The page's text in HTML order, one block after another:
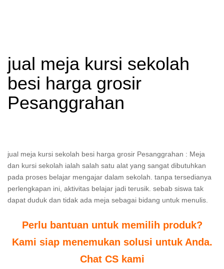
jual meja kursi sekolah
besi harga grosir
Pesanggrahan
jual meja kursi sekolah besi harga grosir Pesanggrahan : Meja
dan kursi sekolah ialah salah satu alat yang sangat dibutuhkan
pada proses belajar mengajar dalam sekolah. tanpa tersedianya
perlengkapan ini, aktivitas belajar jadi terusik. sebab siswa tak
dapat duduk dan tidak ada meja sebagai bidang untuk menulis.
Perlu bantuan untuk memilih produk?
Kami siap menemukan solusi untuk Anda.
Chat CS kami